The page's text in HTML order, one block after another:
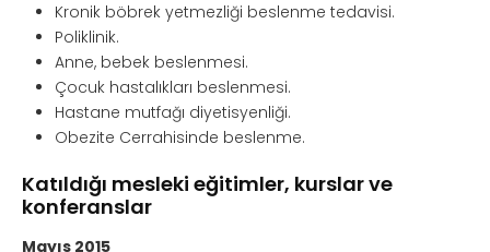
Kronik böbrek yetmezliği beslenme tedavisi.
Poliklinik.
Anne, bebek beslenmesi.
Çocuk hastalıkları beslenmesi.
Hastane mutfağı diyetisyenliği.
Obezite Cerrahisinde beslenme.
Katıldığı mesleki eğitimler, kurslar ve
konferanslar
Mayıs 2015